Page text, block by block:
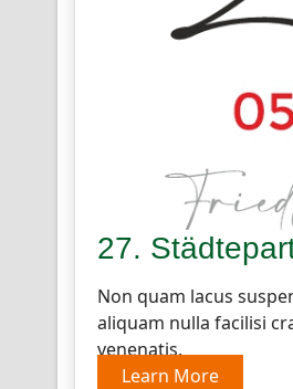
27.
Non quam lacus
aliquam nulla facilisi
venenatis.
Learn More